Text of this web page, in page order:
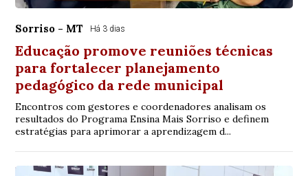
Sorriso - MT Há 3 dias
Educação promove reuniões técnicas
para fortalecer planejamento
pedagógico da rede municipal
Encontros com gestores e coordenadores analisam os
resultados do Programa Ensina Mais Sorriso e definem
estratégias para aprimorar a aprendizagem d...